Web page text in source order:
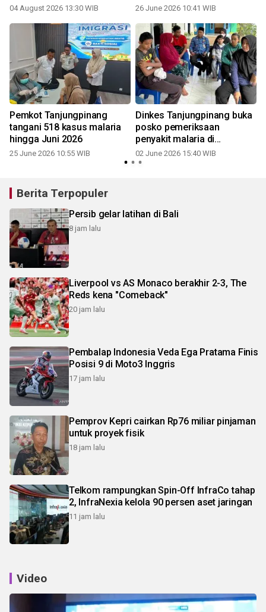
04 August 2026 13:30 WIB 26 June 2026 10:41 WIB
Pemkot Tanjungpinang
tangani 518 kasus malaria
hingga Juni 2026
25 June 2026 10:55 WIB
Dinkes Tanjungpinang buka
posko pemeriksaan
penyakit malaria di
Senggarang
02 June 2026 15:40 WIB
Berita Terpopuler
Persib gelar latihan di Bali
8 jam lalu
Liverpool vs AS Monaco berakhir 2-3, The
Reds kena "Comeback"
20 jam lalu
Pembalap Indonesia Veda Ega Pratama Finis
Posisi 9 di Moto3 Inggris
17 jam lalu
Pemprov Kepri cairkan Rp76 miliar pinjaman
untuk proyek fisik
18 jam lalu
Telkom rampungkan Spin-Off InfraCo tahap
2, InfraNexia kelola 90 persen aset jaringan
11 jam lalu
Video